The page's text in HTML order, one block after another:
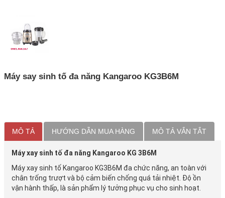
Máy say sinh tố đa năng Kangaroo KG3B6M
MÔ TẢ HƯỚNG DẪN MUA HÀNG MÔ TẢ VẮN TẮT
Máy xay sinh tố đa năng Kangaroo KG 3B6M
Máy xay sinh tố Kangaroo KG3B6M đa chức năng, an toàn với
chân trống trượt và bộ cảm biến chống quá tải nhiệt. Độ ồn
vận hành thấp, là sản phẩm lý tưởng phục vụ cho sinh hoạt.